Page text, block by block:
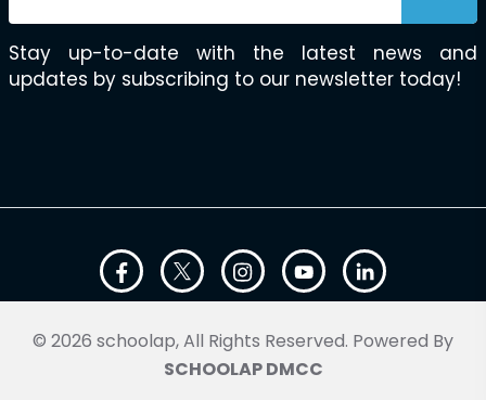
Stay up-to-date with the latest news and
updates by subscribing to our newsletter today!
© 2026 schoolap, All Rights Reserved. Powered By
SCHOOLAP DMCC